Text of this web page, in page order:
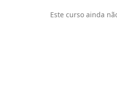
Este curso ainda